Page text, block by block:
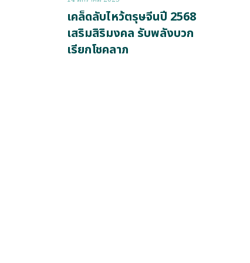
เคล็ดลับไหว้ตรุษจีนปี 2568
เสริมสิริมงคล รับพลังบวก
เรียกโชคลาภ